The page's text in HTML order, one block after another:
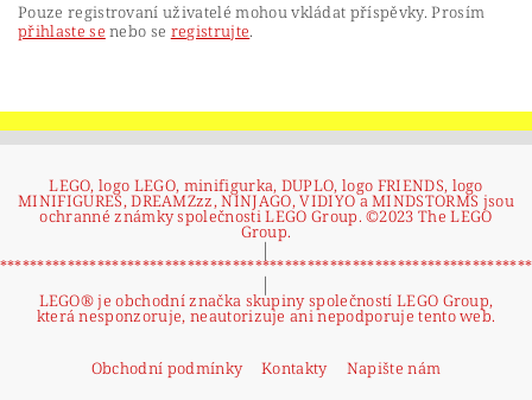
Pouze registrovaní uživatelé mohou vkládat příspěvky. Prosím
přihlaste se nebo se registrujte.
LEGO, logo LEGO, minifigurka, DUPLO, logo FRIENDS, logo
MINIFIGURES, DREAMZzz, NINJAGO, VIDIYO a MINDSTORMS jsou
ochranné známky společnosti LEGO Group. ©2023 The LEGO
Group.
|
|
LEGO® je obchodní značka skupiny společností LEGO Group,
která nesponzoruje, neautorizuje ani nepodporuje tento web.
Obchodní podmínky Kontakty Napište nám